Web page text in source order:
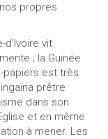
propres
vit
; la Guinée
papiers est très
prêtre
dans son
et en même
à mener. Les